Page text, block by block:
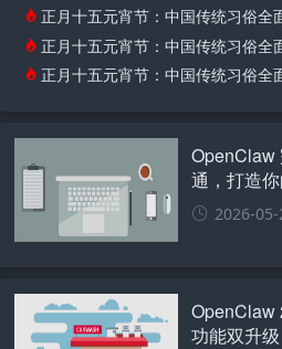
正月十五元宵节：中国传统习俗全
正月十五元宵节：中国传统习俗全
正月十五元宵节：中国传统习俗全
OpenClaw
通，打造
2026-05-
OpenClaw
功能双升级